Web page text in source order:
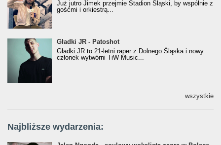
Już jutro Jimek przejmie Stadion Śląski, by wspólnie z
gośćmi i orkiestrą...
Gładki JR - Patoshot
Gładki JR - Patoshot
Gładki JR to 21-letni raper z Dolnego Śląska i nowy
członek wytwórni TiW Music...
wszystkie
Najbliższe wydarzenia: